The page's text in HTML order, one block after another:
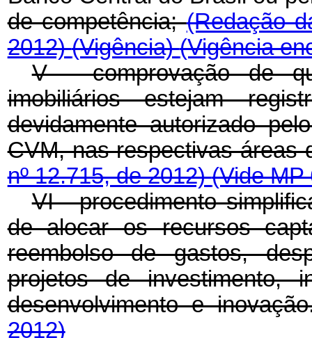
de competência;(Redação
2012)(Vigência)(Vigência
V - comprovação de
imobiliários estejam
devidamente autorizado
CVM, nas respectivas áreas
nº 12.715, de 2012)(Vide MP
VI - procedimento
de alocar os recursos
reembolso de gastos,
projetos de investimento,
desenvolvimento e
2012)